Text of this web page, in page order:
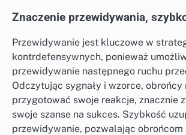
Znaczenie przewidywania,
Przewidywanie jest kluczowe w
kontrdefensywnych, ponieważ
przewidywanie następnego ruchu
Odczytując sygnały i wzorce, obrońcy
przygotować swoje reakcje, znacznie
swoje szanse na sukces. Szybkość
przewidywanie, pozwalając obrońcom